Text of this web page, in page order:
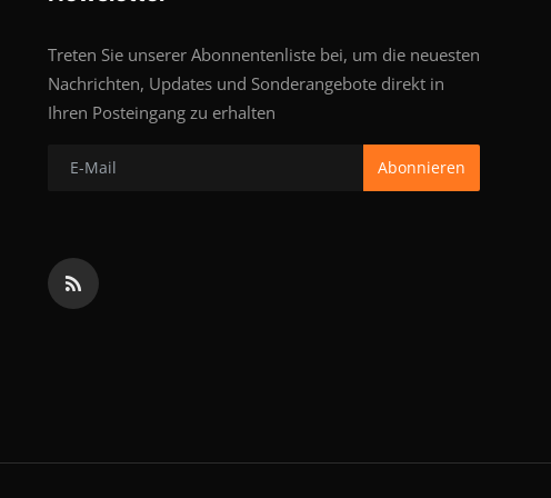
Treten Sie unserer Abonnentenliste bei, um die neuesten
Nachrichten, Updates und Sonderangebote direkt in
Ihren Posteingang zu erhalten
Abonnieren